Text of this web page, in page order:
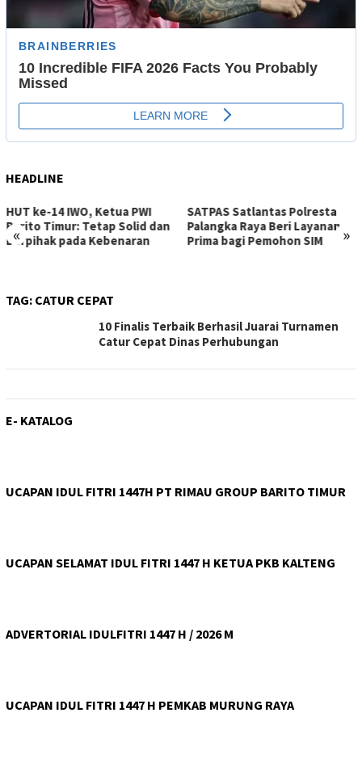
HEADLINE
« »
HUT ke-14 IWO, Ketua PWI
Barito Timur: Tetap Solid dan
Berpihak pada Kebenaran
SATPAS Satlantas Polresta
Palangka Raya Beri Layanan
Prima bagi Pemohon SIM
TAG: CATUR CEPAT
10 Finalis Terbaik Berhasil Juarai Turnamen
Catur Cepat Dinas Perhubungan
E- KATALOG
UCAPAN IDUL FITRI 1447H PT RIMAU GROUP BARITO TIMUR
UCAPAN SELAMAT IDUL FITRI 1447 H KETUA PKB KALTENG
ADVERTORIAL IDULFITRI 1447 H / 2026 M
UCAPAN IDUL FITRI 1447 H PEMKAB MURUNG RAYA